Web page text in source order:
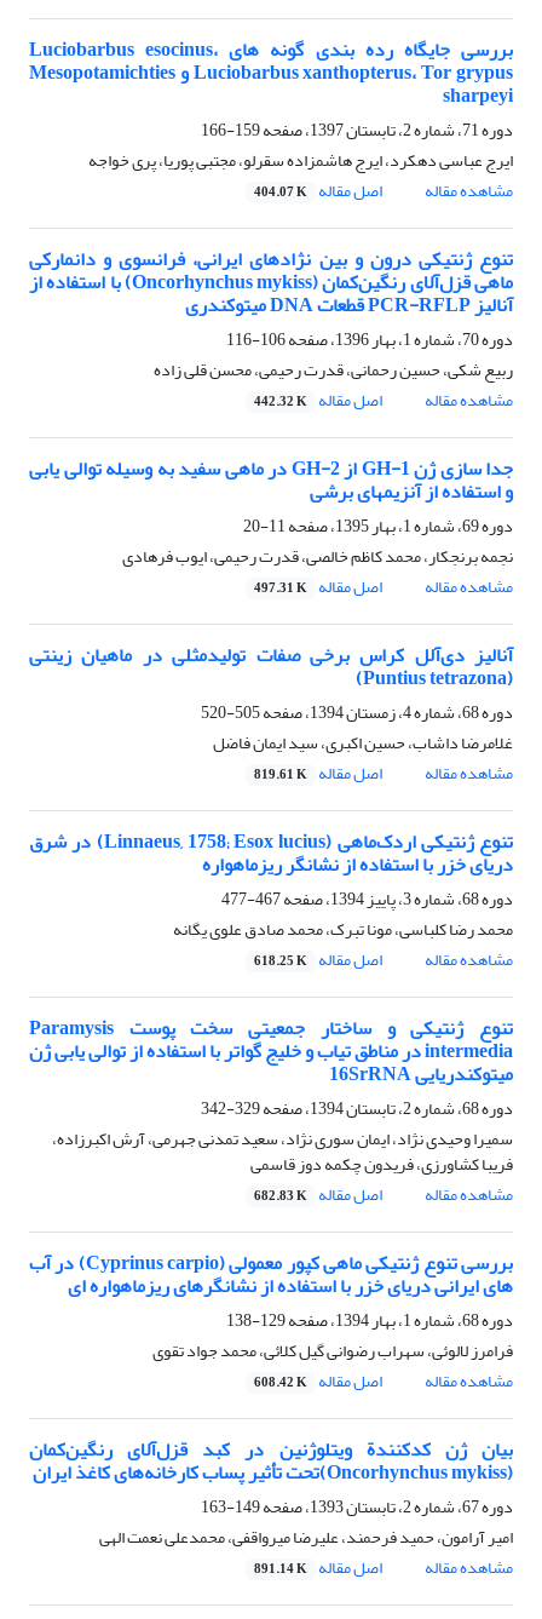
بررسی جایگاه رده بندی گونه های Luciobarbus esocinus،
Luciobarbus xanthopterus، Tor grypus و Mesopotamichties
sharpeyi
دوره 71، شماره 2، تابستان 1397، صفحه
159-166
ایرج عباسی دهکرد، ایرج هاشمزاده سقرلو، مجتبی پوریا، پری خواجه
مشاهده مقاله
اصل مقاله 404.07 K
تنوع ژنتیکی درون و بین نژادهای ایرانی، فرانسوی و دانمارکی
ماهی قزل‌آلای رنگین‌کمان (Oncorhynchus mykiss) با استفاده از
آنالیز PCR-RFLP قطعات DNA میتوکندری
دوره 70، شماره 1، بهار 1396، صفحه
106-116
ربیع شکی، حسین رحمانی، قدرت رحیمی، محسن قلی زاده
مشاهده مقاله
اصل مقاله 442.32 K
جدا سازی ژن GH-1 از GH-2 در ماهی سفید به وسیله توالی یابی
و استفاده از آنزیمهای برشی
دوره 69، شماره 1، بهار 1395، صفحه
11-20
نجمه برنجکار، محمد کاظم خالصی، قدرت رحیمی، ایوب فرهادی
مشاهده مقاله
اصل مقاله 497.31 K
آنالیز دی‌آلل کراس برخی صفات تولیدمثلی در ماهیان زینتی
(Puntius tetrazona)
دوره 68، شماره 4، زمستان 1394، صفحه
505-520
غلامرضا داشاب، حسین اکبری، سید ایمان فاضل
مشاهده مقاله
اصل مقاله 819.61 K
تنوع ژنتیکی اردک‌ماهی (Linnaeus, 1758; Esox lucius) در شرق
دریای خزر با استفاده از نشانگر ریزماهواره
دوره 68، شماره 3، پاییز 1394، صفحه
467-477
محمد رضا کلباسی، مونا تبرک، محمد صادق علوی یگانه
مشاهده مقاله
اصل مقاله 618.25 K
تنوع ژنتیکی و ساختار جمعیتی سخت پوست Paramysis
intermedia در مناطق تیاب و خلیج گواتر با استفاده از توالی یابی ژن
میتوکندریایی 16SrRNA
دوره 68، شماره 2، تابستان 1394، صفحه
329-342
سمیرا وحیدی نژاد، ایمان سوری نژاد، سعید تمدنی جهرمی، آرش اکبرزاده،
فریبا کشاورزی، فریدون چکمه دوز قاسمی
مشاهده مقاله
اصل مقاله 682.83 K
بررسی تنوع ژنتیکی ماهی کپور معمولی (Cyprinus carpio) در آب
های ایرانی دریای خزر با استفاده از نشانگرهای ریزماهواره ای
دوره 68، شماره 1، بهار 1394، صفحه
129-138
فرامرز لالوئی، سهراب رضوانی گیل کلائی، محمد جواد تقوی
مشاهده مقاله
اصل مقاله 608.42 K
بیان ژن کدکنندة ویتلوژنین در کبد قزل‌آلای رنگین‌کمان
(Oncorhynchus mykiss)تحت تأثیر پساب کارخانه‌های کاغذ ایران
دوره 67، شماره 2، تابستان 1393، صفحه
149-163
امیر آرامون، حمید فرحمند، علیرضا میرواقفی، محمدعلی نعمت الهی
مشاهده مقاله
اصل مقاله 891.14 K